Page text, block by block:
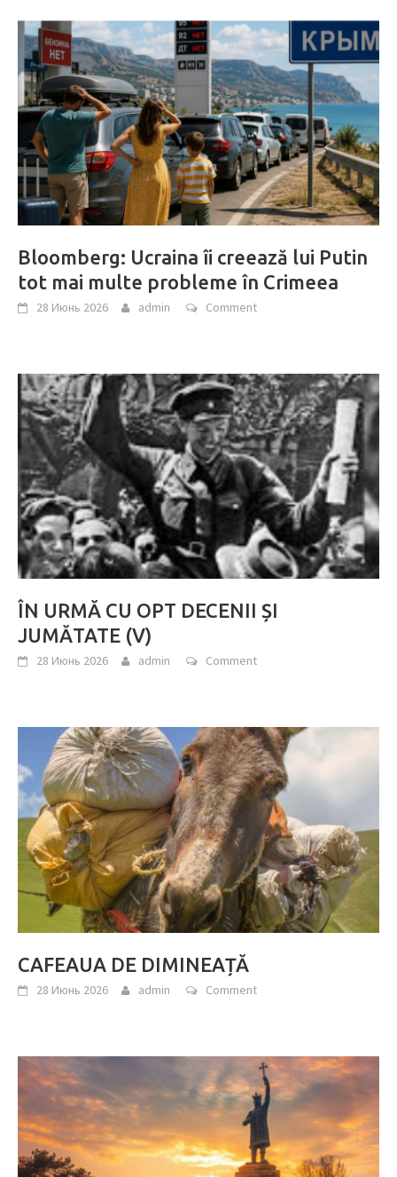
Bloomberg: Ucraina îi creează lui Putin
tot mai multe probleme în Crimeea
28 Июнь 2026 admin Comment
ÎN URMĂ CU OPT DECENII ȘI
JUMĂTATE (V)
28 Июнь 2026 admin Comment
CAFEAUA DE DIMINEAȚĂ
28 Июнь 2026 admin Comment